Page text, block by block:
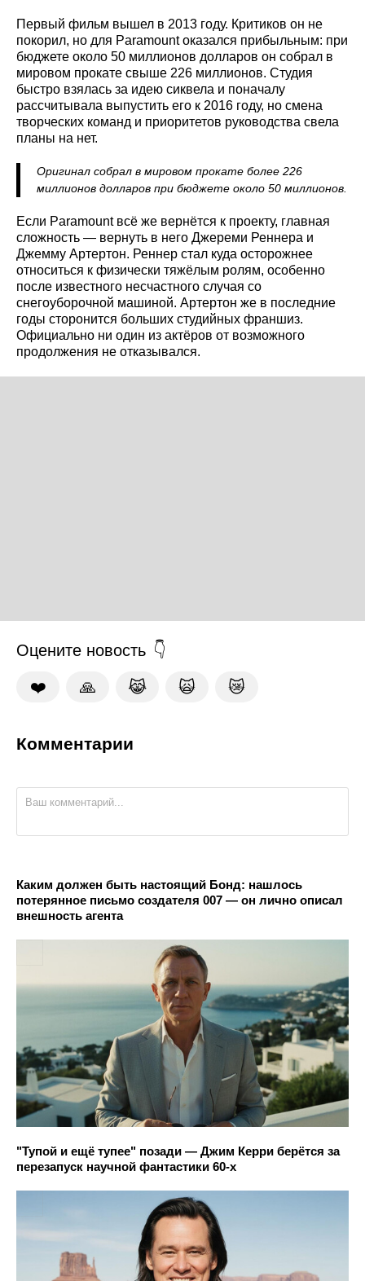
Первый фильм вышел в 2013 году. Критиков он не
покорил, но для Paramount оказался прибыльным: при
бюджете около 50 миллионов долларов он собрал в
мировом прокате свыше 226 миллионов. Студия
быстро взялась за идею сиквела и поначалу
рассчитывала выпустить его к 2016 году, но смена
творческих команд и приоритетов руководства свела
планы на нет.
Оригинал собрал в мировом прокате более 226
миллионов долларов при бюджете около 50 миллионов.
Если Paramount всё же вернётся к проекту, главная
сложность — вернуть в него Джереми Реннера и
Джемму Артертон. Реннер стал куда осторожнее
относиться к физически тяжёлым ролям, особенно
после известного несчастного случая со
снегоуборочной машиной. Артертон же в последние
годы сторонится больших студийных франшиз.
Официально ни один из актёров от возможного
продолжения не отказывался.
Оцените новость
❤️ 🙏 😹 🙀 😿
Комментарии
Каким должен быть настоящий Бонд: нашлось
потерянное письмо создателя 007 — он лично описал
внешность агента
"Тупой и ещё тупее" позади — Джим Керри берётся за
перезапуск научной фантастики 60-х